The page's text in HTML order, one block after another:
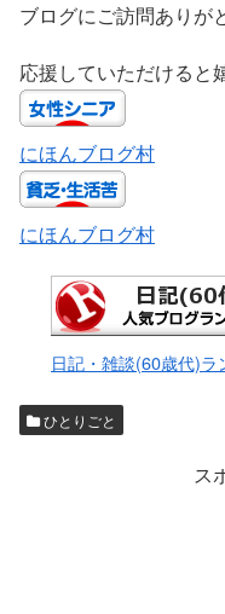
ブログにご訪問ありが
応援していただけると
にほんブログ村
にほんブログ村
日記・雑談(60歳代)ラ
ひとりごと
ス